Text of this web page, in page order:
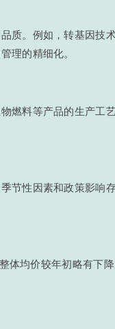
质。例如，转基因技
理的精细化。
燃料等产品的生产工
节性因素和政策影响
体均价较年初略有下